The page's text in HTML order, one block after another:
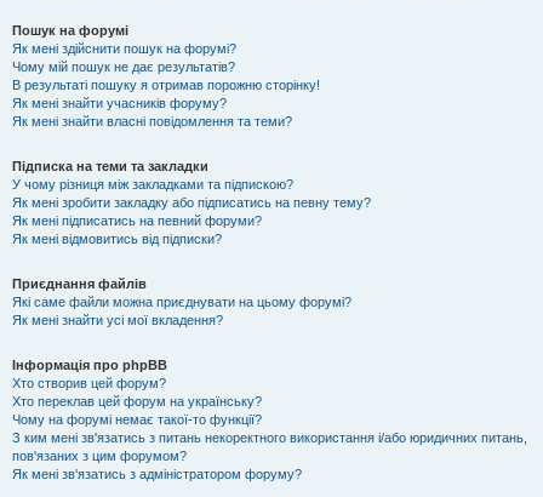
Пошук на форумі
Як мені здійснити пошук на форумі?
Чому мій пошук не дає результатів?
В результаті пошуку я отримав порожню сторінку!
Як мені знайти учасників форуму?
Як мені знайти власні повідомлення та теми?
Підписка на теми та закладки
У чому різниця між закладками та підпискою?
Як мені зробити закладку або підписатись на певну тему?
Як мені підписатись на певний форуми?
Як мені відмовитись від підписки?
Приєднання файлів
Які саме файли можна приєднувати на цьому форумі?
Як мені знайти усі мої вкладення?
Інформація про phpBB
Хто створив цей форум?
Хто переклав цей форум на українську?
Чому на форумі немає такої-то функції?
З ким мені зв'язатись з питань некоректного використання і/або юридичних питань,
пов'язаних з цим форумом?
Як мені зв'язатись з адміністратором форуму?